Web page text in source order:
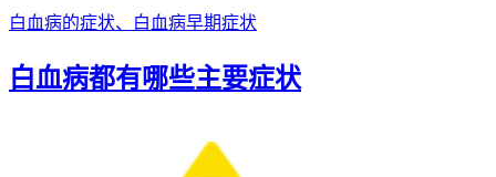
白血病的症状、白血病早期症状
白血病都有哪些主要症状